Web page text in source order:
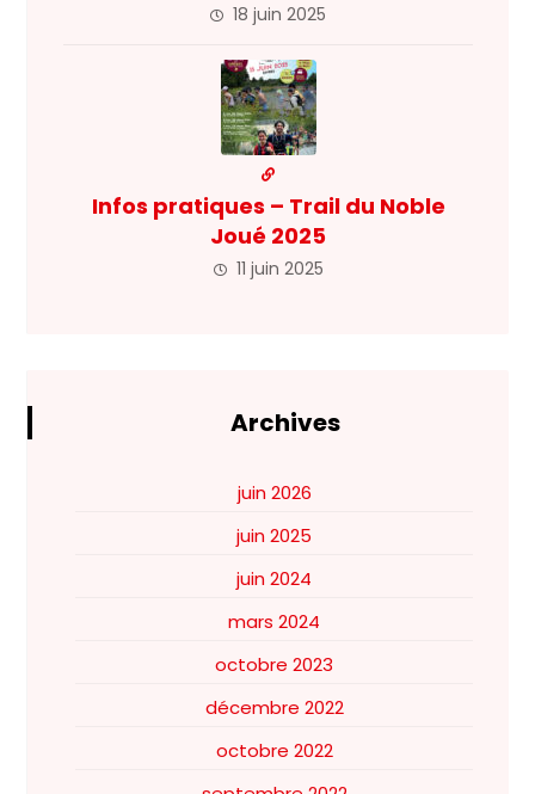
18 juin 2025
Infos pratiques – Trail du Noble
Joué 2025
11 juin 2025
Archives
juin 2026
juin 2025
juin 2024
mars 2024
octobre 2023
décembre 2022
octobre 2022